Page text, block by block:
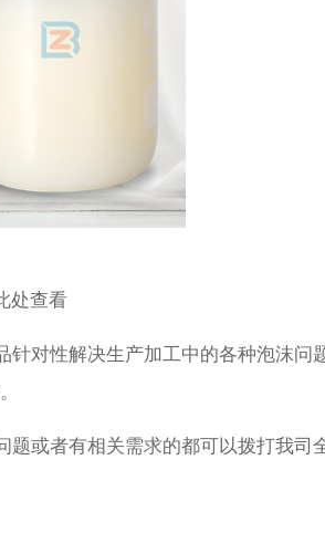
处查看
对性解决生产加工中的各种泡沫问
或者有相关需求的都可以拨打我司